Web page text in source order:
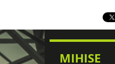
MIHISE